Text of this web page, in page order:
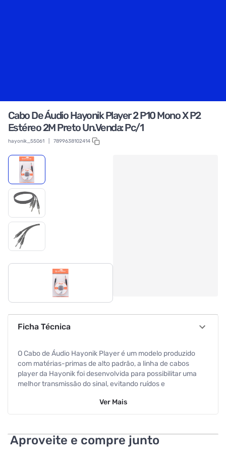
Cabo De Áudio Hayonik Player 2 P10 Mono X P2
Estéreo 2M Preto Un.Venda: Pc/1
hayonik_55061 7899638102414
Ficha Técnica
O Cabo de Áudio Hayonik Player é um modelo produzido
com matérias-primas de alto padrão, a linha de cabos
player da Hayonik foi desenvolvida para possibilitar uma
melhor transmissão do sinal, evitando ruídos e
Ver Mais
Aproveite e compre junto